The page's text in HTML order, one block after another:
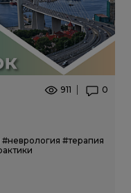
911 0
#неврология #терапия